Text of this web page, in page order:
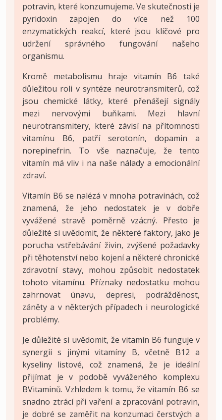
potravin, které konzumujeme. Ve skutečnosti je
pyridoxin zapojen do více než 100
enzymatických reakcí, které jsou klíčové pro
udržení správného fungování našeho
organismu.
Kromě metabolismu hraje vitamín B6 také
důležitou roli v syntéze neurotransmiterů, což
jsou chemické látky, které přenášejí signály
mezi nervovými buňkami. Mezi hlavní
neurotransmitery, které závisí na přítomnosti
vitamínu B6, patří serotonín, dopamin a
norepinefrin. To vše naznačuje, že tento
vitamín má vliv i na naše nálady a emocionální
zdraví.
Vitamín B6 se nalézá v mnoha potravinách, což
znamená, že jeho nedostatek je v dobře
vyvážené stravě poměrně vzácný. Přesto je
důležité si uvědomit, že některé faktory, jako je
porucha vstřebávání živin, zvýšené požadavky
při těhotenství nebo kojení a některé chronické
zdravotní stavy, mohou způsobit nedostatek
tohoto vitamínu. Příznaky nedostatku mohou
zahrnovat únavu, depresi, podrážděnost,
záněty a v některých případech i neurologické
problémy.
Je důležité si uvědomit, že vitamín B6 funguje v
synergii s jinými vitamíny B, včetně B12 a
kyseliny listové, což znamená, že je ideální
přijímat je v podobě vyváženého komplexu
BVitaminů. Vzhledem k tomu, že vitamín B6 se
snadno ztrácí při vaření a zpracování potravin,
je dobré se zaměřit na konzumaci čerstvých a